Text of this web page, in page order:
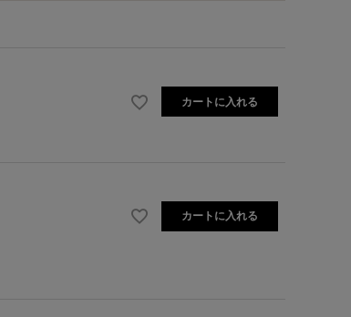
カートに入れる
カートに入れる